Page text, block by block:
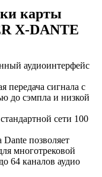
карты
X-DANTE
аудиоинтерфейс
передача сигнала с
до сэмпла и низкой
сети 100
Dante позволяет
многотрековой
64 каналов аудио